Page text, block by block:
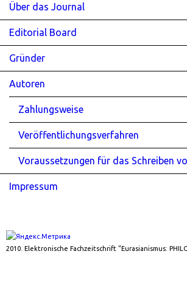
Über das Journal
Editorial Board
Gründer
Autoren
Zahlungsweise
Veröffentlichungsverfahren
Voraussetzungen für das Schreiben
Impressum
2010. Elektronische Fachzeitschrift "Eurasianismus: